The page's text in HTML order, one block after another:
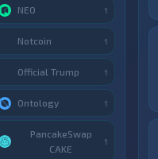
NEO 1
Notcoin 1
Official Trump 1
Ontology 1
PancakeSwap
CAKE
1